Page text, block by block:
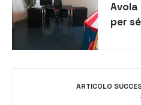
per
ARTICOLO